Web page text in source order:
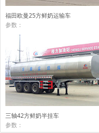
福田欧曼25方鲜奶运输车
参数：
三轴42方鲜奶半挂车
参数：